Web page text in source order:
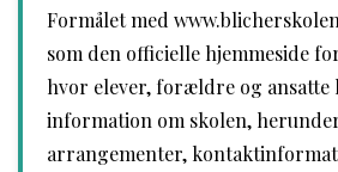
Formålet med
som den officielle hjemmeside
hvor elever, forældre og ansatte
information om skolen,
arrangementer,